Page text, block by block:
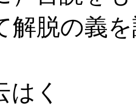
解脱の義
はく